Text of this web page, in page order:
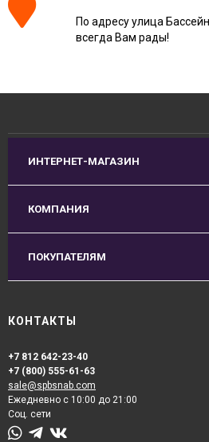
По адресу улица
всегда Вам рады!
ИНТЕРНЕТ-МАГАЗИН
КОМПАНИЯ
ПОКУПАТЕЛЯМ
КОНТАКТЫ
+7 812 642-23-40
+7 (800) 555-61-63
sale@spbsnab.com
Ежедневно с 10:00 до 21:00
Соц. сети